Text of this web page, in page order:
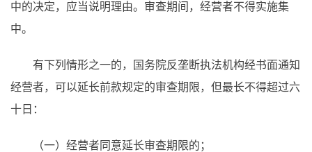
中的决定，应当说明理由。审查期间，经营者不得实施集
中。
有下列情形之一的，国务院反垄断执法机构经书面通知
经营者，可以延长前款规定的审查期限，但最长不得超过六
十日：
（一）经营者同意延长审查期限的；